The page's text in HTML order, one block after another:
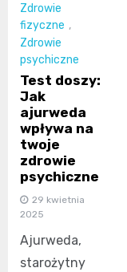
Zdrowie
fizyczne ,
Zdrowie
psychiczne
Test doszy:
Jak
ajurweda
wpływa na
twoje
zdrowie
psychiczne
29 kwietnia
2025
Ajurweda,
starożytny